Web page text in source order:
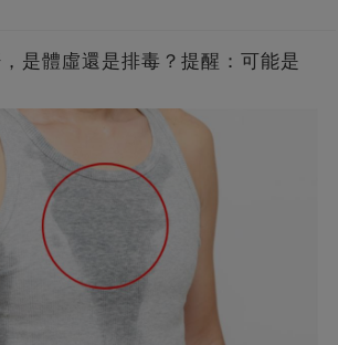
是體虛還是排毒？提醒：可能是